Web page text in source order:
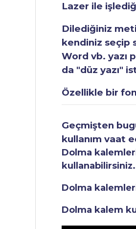
Lazer ile
Dilediğiniz
kendiniz seçip
Word vb. yazı
da "düz yazı"
Özellikle bir
Geçmişten
kullanım vaat
Dolma
kullanabilirsiniz.
Dolma
Dolma kalem